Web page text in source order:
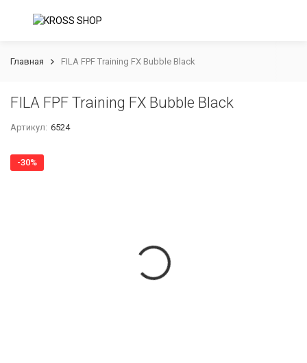
Главная FILA FPF Training FX Bubble Black
FILA FPF Training FX Bubble Black
Артикул: 6524
-30%